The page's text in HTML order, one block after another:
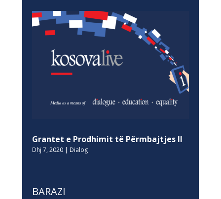
Grantet e Prodhimit të Përmbajtjes II
Dhj 7, 2020| Dialog
BARAZI